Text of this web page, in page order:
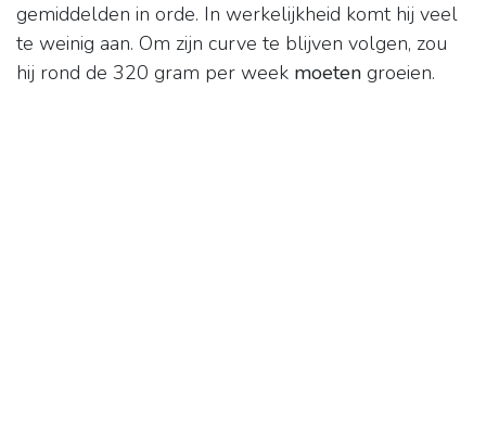
gemiddelden in orde. In werkelijkheid komt hij veel
te weinig aan. Om zijn curve te blijven volgen, zou
hij rond de 320 gram per week moeten groeien.